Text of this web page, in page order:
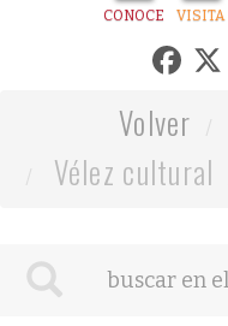
CONOCE VISITA
Volver
Vélez cultural